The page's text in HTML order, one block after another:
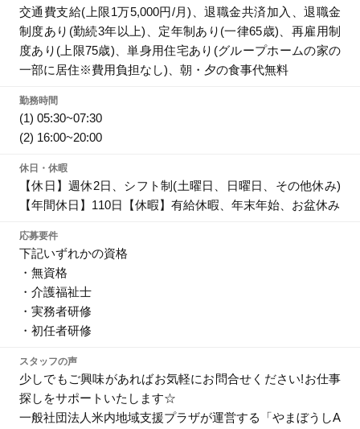
交通費支給(上限1万5,000円/月)、退職金共済加入、退職金
制度あり(勤続3年以上)、定年制あり(一律65歳)、再雇用制
度あり(上限75歳)、単身用住宅あり(グループホームの家の
一部に居住※費用負担なし)、朝・夕の食事代無料
勤務時間
(1) 05:30~07:30
(2) 16:00~20:00
休日・休暇
【休日】週休2日、シフト制(土曜日、日曜日、その他休み)
【年間休日】110日【休暇】有給休暇、年末年始、お盆休み
応募要件
下記いずれかの資格
・無資格
・介護福祉士
・実務者研修
・初任者研修
スタッフの声
少しでもご興味があればお気軽にお問合せください!お仕事
探しをサポートいたします☆
一般社団法人米内地域支援プラザが運営する「やまぼうしA